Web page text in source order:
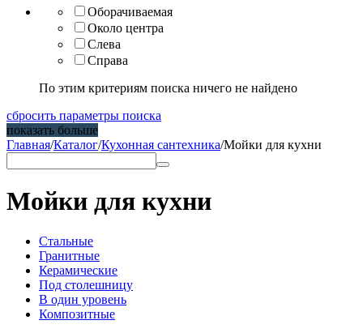
Оборачиваемая
Около центра
Слева
Справа
По этим критериям поиска ничего не найдено
сбросить параметры поиска
показать больше
Главная/Каталог/Кухонная сантехника/Мойки для кухни
Мойки для кухни
Стальные
Гранитные
Керамические
Под столешницу
В один уровень
Композитные